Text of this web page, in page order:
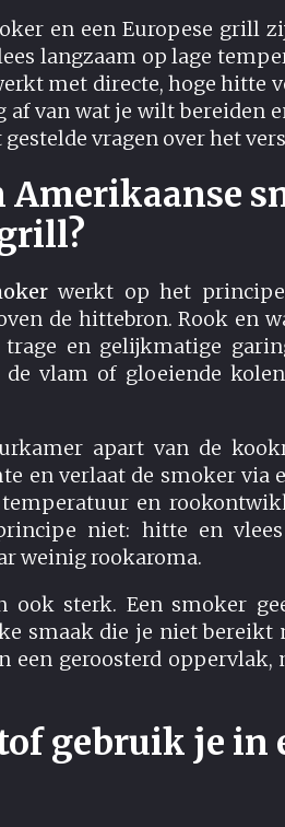
en een Europese grill
langzaam op lage
met directe, hoge hitte
af van wat je wilt bereiden
vragen over het
Amerikaanse
werkt op het principe
de hittebron. Rook en
en gelijkmatige
vlam of gloeiende
apart van de
en verlaat de smoker via
en
niet: hitte en
weinig rookaroma.
ook sterk. Een smoker
smaak die je niet bereikt
een geroosterd
gebruik je in